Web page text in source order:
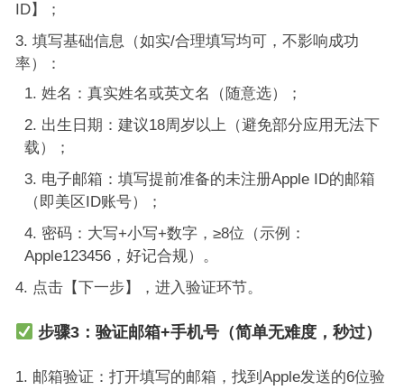
ID】；
填写基础信息（如实/合理填写均可，不影响成功
率）：
姓名：真实姓名或英文名（随意选）；
出生日期：建议18周岁以上（避免部分应用无法下
载）；
电子邮箱：填写提前准备的未注册Apple ID的邮箱
（即美区ID账号）；
密码：大写+小写+数字，≥8位（示例：
Apple123456，好记合规）。
点击【下一步】，进入验证环节。
步骤3：验证邮箱+手机号（简单无难度，秒过）
邮箱验证：打开填写的邮箱，找到Apple发送的6位验